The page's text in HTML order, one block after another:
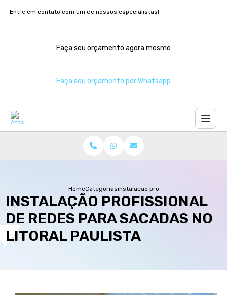
Entre em contato com um de nossos especialistas!
Faça seu orçamento agora mesmo
Faça seu orçamento por Whatsapp
HomeCategoriasinstalacao profissional redes
INSTALAÇÃO PROFISSIONAL
DE REDES PARA SACADAS NO
LITORAL PAULISTA